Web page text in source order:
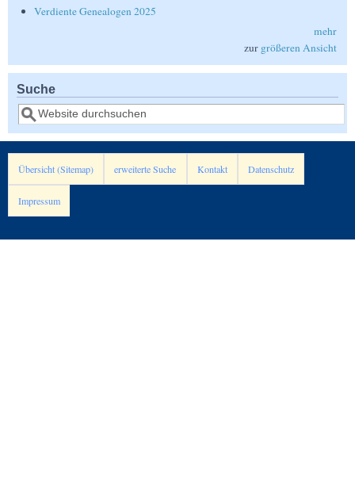
Verdiente Genealogen 2025
mehr
zur größeren Ansicht
Suche
Suche
Übersicht (Sitemap) erweiterte Suche Kontakt Datenschutz
Impressum